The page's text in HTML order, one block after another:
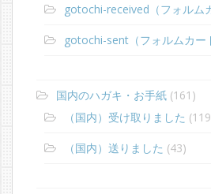
gotochi-received（フォルム
gotochi-sent（フォルムカー
国内のハガキ・お手紙 (161)
（国内）受け取りました
（国内）送りました (43)